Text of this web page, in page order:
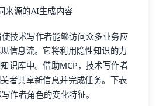
来源的AI生成内容
技术写作者能够访问众多业务应
信息流。它将利用隐性知识的力
识库中。借助MCP，技术写作者
者共享新信息并完成任务。下表
作者角色的变化特征。